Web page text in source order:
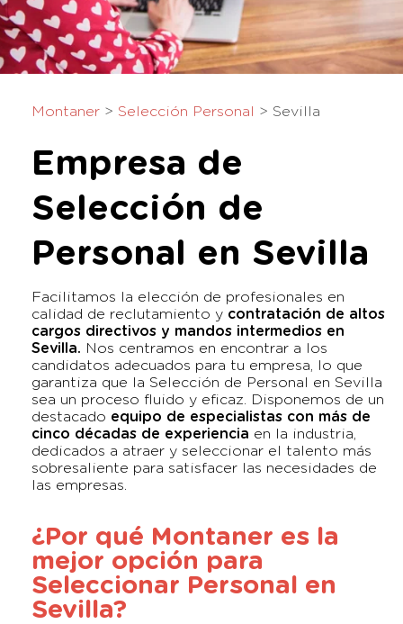
Montaner > Selección Personal > Sevilla
Empresa de
Selección de
Personal en Sevilla
Facilitamos la elección de profesionales en
calidad de reclutamiento y contratación de altos
cargos directivos y mandos intermedios en
Sevilla. Nos centramos en encontrar a los
candidatos adecuados para tu empresa, lo que
garantiza que la Selección de Personal en Sevilla
sea un proceso fluido y eficaz. Disponemos de un
destacado equipo de especialistas con más de
cinco décadas de experiencia en la industria,
dedicados a atraer y seleccionar el talento más
sobresaliente para satisfacer las necesidades de
las empresas.
¿Por qué Montaner es la
mejor opción para
Seleccionar Personal en
Sevilla?